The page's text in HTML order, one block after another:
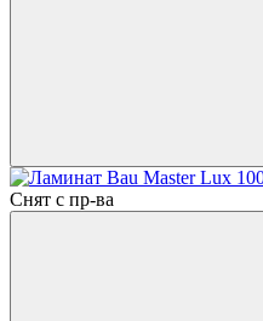
Снят с пр-ва